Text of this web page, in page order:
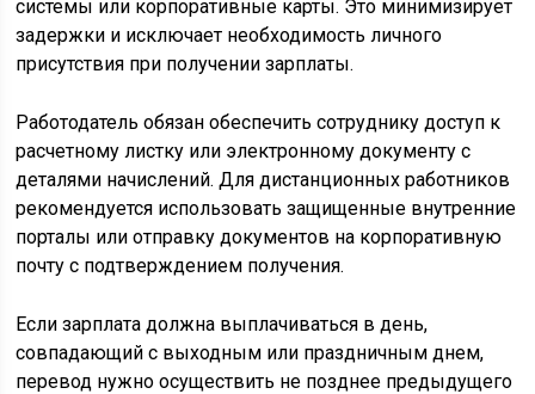
системы или корпоративные карты. Это минимизирует
задержки и исключает необходимость личного
присутствия при получении зарплаты.
Работодатель обязан обеспечить сотруднику доступ к
расчетному листку или электронному документу с
деталями начислений. Для дистанционных работников
рекомендуется использовать защищенные внутренние
порталы или отправку документов на корпоративную
почту с подтверждением получения.
Если зарплата должна выплачиваться в день,
совпадающий с выходным или праздничным днем,
перевод нужно осуществить не позднее предыдущего